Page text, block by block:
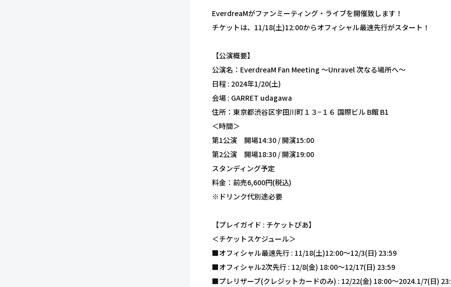
EverdreaMがファンミーティング・ライブを開催致します！
チケットは、11/18(土)12:00からオフィシャル最速先行がスタート！
【公演概要】
公演名：EverdreaM Fan Meeting 〜Unravel 次なる場所へ〜
日程 : 2024年1/20(土)
会場 : GARRET udagawa
住所：東京都渋谷区宇田川町１３−１６ 国際ビル B館 B1
＜時間＞
第1公演 開場14:30 / 開演15:00
第2公演 開場18:30 / 開演19:00
スタンディング予定
料金：前売6,600円(税込)
※ドリンク代別途必要
【プレイガイド : チケットぴあ】
＜チケットスケジュール＞
■オフィシャル最速先行 : 11/18(土)12:00〜12/3(日) 23:59
■オフィシャル2次先行 : 12/8(金) 18:00〜12/17(日) 23:59
■プレリザーブ(クレジットカードのみ) : 12/22(金) 18:00〜2024.1/7(日)